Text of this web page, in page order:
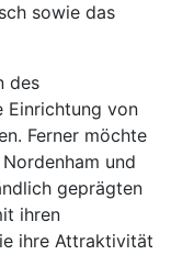
sowie das
des
Einrichtung von
Ferner möchte
und
geprägten
ihren
ihre Attraktivität